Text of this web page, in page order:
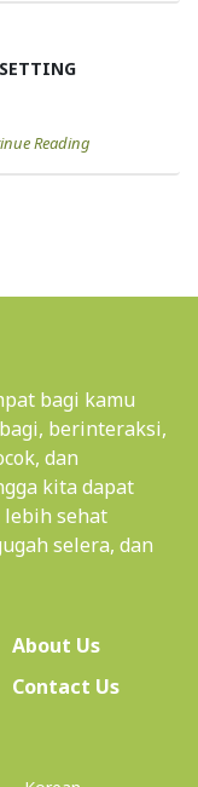
Reading
bagi kamu
berinteraksi,
dan
kita dapat
lebih sehat
selera, dan
About Us(current)
Contact Us